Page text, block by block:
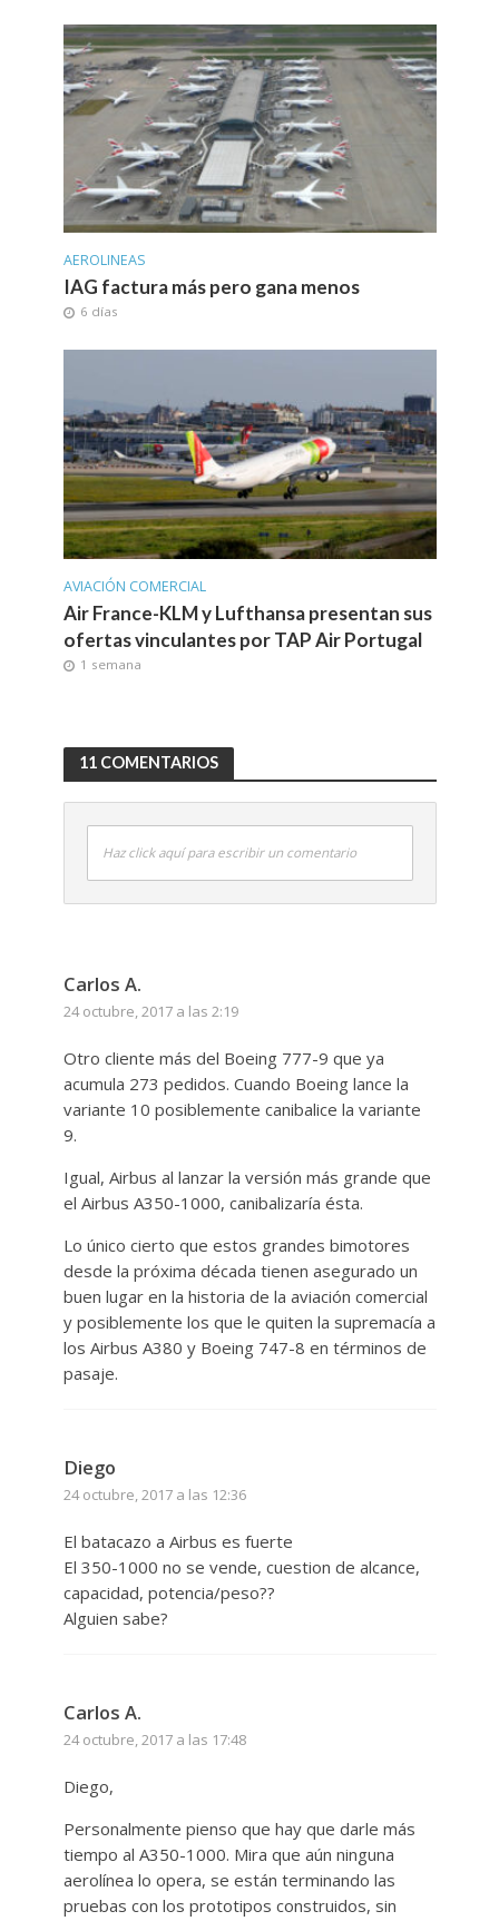
AEROLINEAS
IAG factura más pero gana menos
6 días
AVIACIÓN COMERCIAL
Air France-KLM y Lufthansa presentan sus
ofertas vinculantes por TAP Air Portugal
1 semana
11 COMENTARIOS
Haz click aquí para escribir un comentario
Carlos A.
24 octubre, 2017 a las 2:19
Otro cliente más del Boeing 777-9 que ya
acumula 273 pedidos. Cuando Boeing lance la
variante 10 posiblemente canibalice la variante
9.
Igual, Airbus al lanzar la versión más grande que
el Airbus A350-1000, canibalizaría ésta.
Lo único cierto que estos grandes bimotores
desde la próxima década tienen asegurado un
buen lugar en la historia de la aviación comercial
y posiblemente los que le quiten la supremacía a
los Airbus A380 y Boeing 747-8 en términos de
pasaje.
Diego
24 octubre, 2017 a las 12:36
El batacazo a Airbus es fuerte
El 350-1000 no se vende, cuestion de alcance,
capacidad, potencia/peso??
Alguien sabe?
Carlos A.
24 octubre, 2017 a las 17:48
Diego,
Personalmente pienso que hay que darle más
tiempo al A350-1000. Mira que aún ninguna
aerolínea lo opera, se están terminando las
pruebas con los prototipos construidos, sin